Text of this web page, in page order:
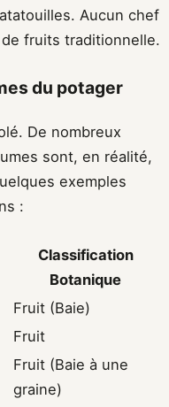
Aucun chef
de fruits traditionnelle.
du potager
De nombreux
sont, en réalité,
exemples
:
Classification
Botanique
Fruit (Baie)
Fruit
Fruit (Baie à une
graine)